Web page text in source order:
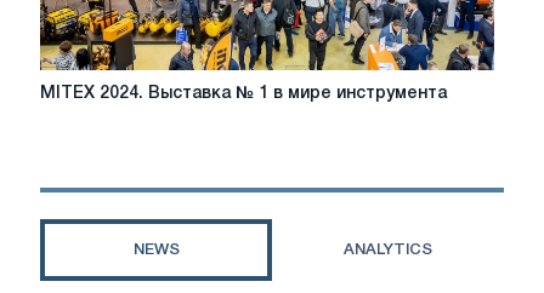
international
partnerships
"housewarming"
MITEX
1
инструмента
MITEX 2024. Выставка № 1 в мире инструмента
NEWS ANALYTICS